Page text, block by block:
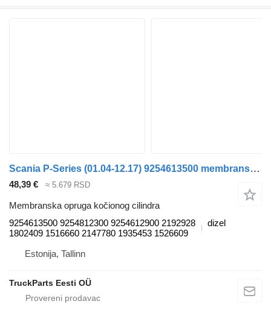
Scania P-Series (01.04-12.17) 9254613500 membranska opruga kočionog cilindra za Scania P,G,R,T-series (2004-2017) tegljača
48,39 € ≈ 5.679 RSD
Membranska opruga kočionog cilindra
9254613500 9254812300 9254612900 2192928
1802409 1516660 2147780 1935453 1526609
dizel
Estonija, Tallinn
TruckParts Eesti OÜ